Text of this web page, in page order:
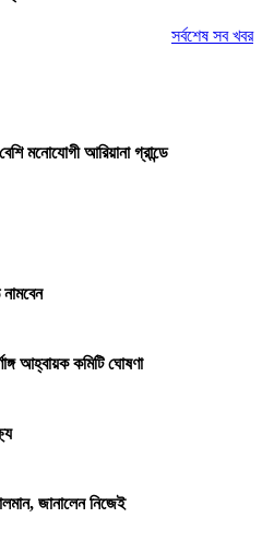
সর্বশেষ সব খবর
মনোযোগী আরিয়ানা গ্রান্ডে
আহ্বায়ক কমিটি ঘোষণা
জানালেন নিজেই